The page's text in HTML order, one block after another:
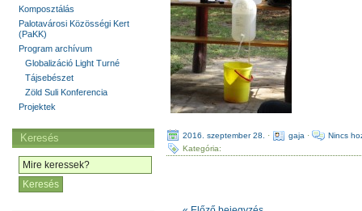
2016. szeptember 28. · gaja ·
Nincs
Kategória:
Komposztálás
Palotavárosi Közösségi Kert
(PaKK)
Program archívum
Globalizáció Light Turné
Tájsebészet
Zöld Suli Konferencia
Projektek
Keresés